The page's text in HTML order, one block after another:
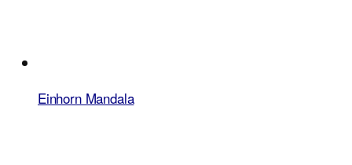
Einhorn Mandala